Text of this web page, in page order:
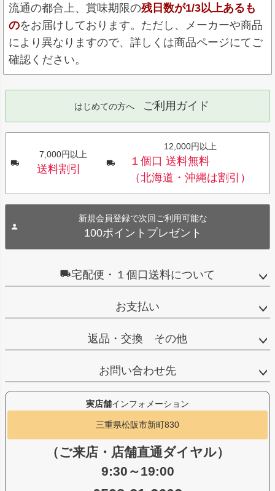
流通の都合上、賞味期限の残日数が1/3以上あるも
のをお届けしております。ただし、メーカーや商品
により異なりますので、詳しくは商品ページにてご
確認ください。
はじめての方へ ご利用ガイド
7,000円以上
送料割引
12,000円以上
１個口 送料無料
（北海道・沖縄は割引）
新規会員登録で次回ご利用可能な
100ポイントプレゼント
宅配便・１個口送料について
お支払い
返品・交換 その他
お問い合わせ先
実店舗インフォメーション
三重県松阪市新町830
（ご来店・店舗直通ダイヤル）
9:30～19:00